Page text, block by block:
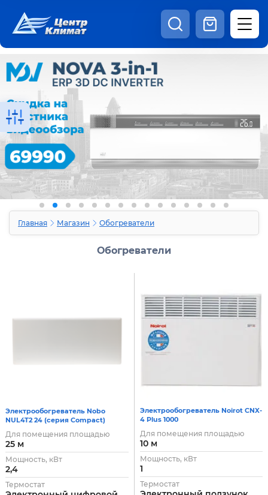
Каталог
Статьи
Наши работы Отзывы
Доставка и оплата Оферта
Контакты
8:00 - 20:00 Шоурум
Главная Магазин Обогреватели
Обогреватели
Электрообогреватель Nobo
NUL4T2 24 (серия Compact)
Для помещения площадью
25 м
Мощность, кВт
2,4
Термостат
Электрообогреватель Noirot CNX-
4 Plus 1000
Для помещения площадью
10 м
Мощность, кВт
1
Термостат